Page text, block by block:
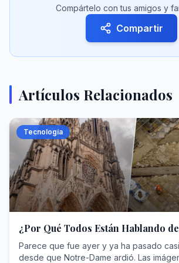
Compártelo con tus amigos y
Compartir
Artículos Relacionados
Tecnología
¿Por Qué Todos Están Hablando
Parece que fue ayer y ya ha pasado
desde que Notre-Dame ardió. Las